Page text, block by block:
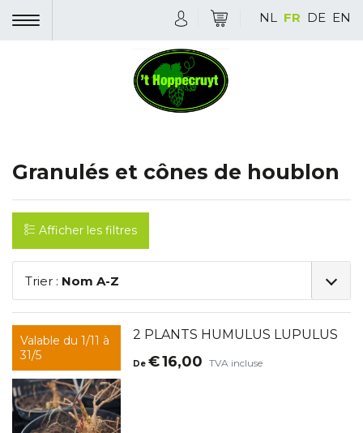
NL FR DE EN
Granulés et cônes de houblon
Afficher les filtres
Trier : Nom A-Z
Valable du 1/11 à
31/5
2 PLANTS HUMULUS LUPULUS
De €16,00 TVA incluse